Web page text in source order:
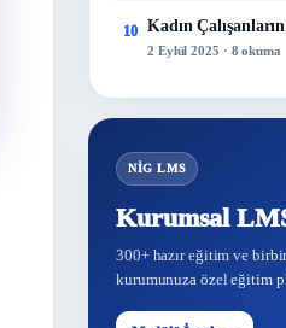
10 Kadın Çalışanların
2 Eylül 2025 · 8 okuma
NİG LMS
Kurumsal
300+ hazır eğitim ve
kurumunuza özel eğitim